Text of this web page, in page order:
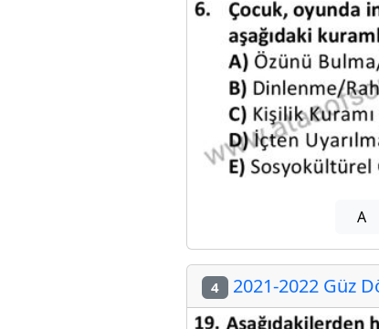
A
4 2021-2022 Güz